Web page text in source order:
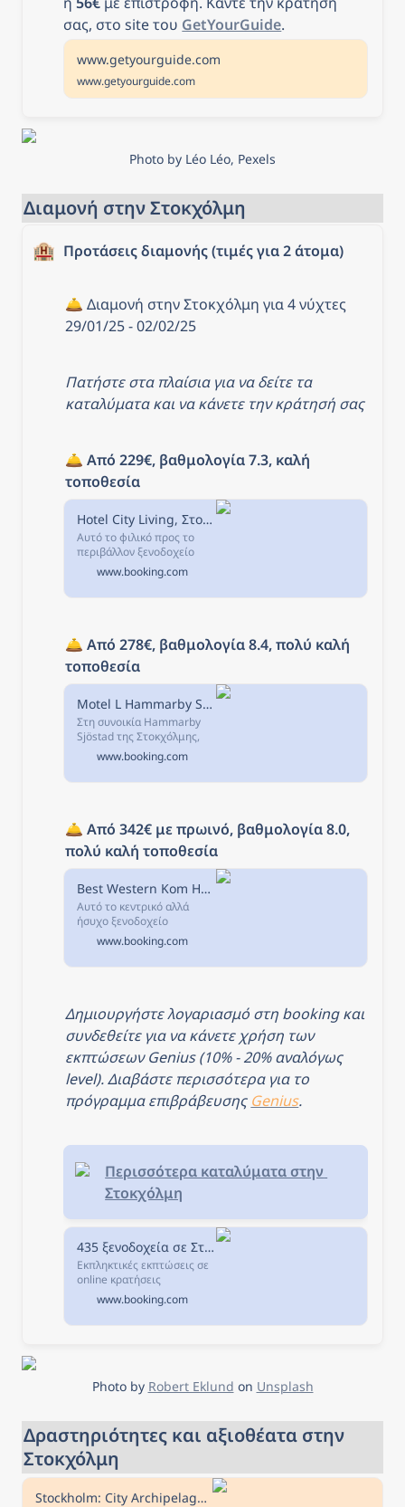
σας, στο site του GetYourGuide.
www.getyourguide.com
www.getyourguide.com
Photo by Léo Léo, Pexels
Διαμονή στην Στοκχόλμη
🏨 Προτάσεις διαμονής (τιμές για 2 άτομα)
🛎️ Διαμονή στην Στοκχόλμη για 4 νύχτες
29/01/25 - 02/02/25
Πατήστε στα πλαίσια για να δείτε τα
καταλύματα και να κάνετε την κράτησή σας
🛎️ Από 229€, βαθμολογία 7.3, καλή
τοποθεσία
Hotel City Living, Στοκχόλμη, Σουηδία
Αυτό το φιλικό προς το
περιβάλλον ξενοδοχείο
βρίσκεται στο προάστιο
Skarpnäck της Στοκχόλμης
και προσφέρει δωρεάν Wi-
www.booking.com
🛎️ Από 278€, βαθμολογία 8.4, πολύ καλή
τοποθεσία
Motel L Hammarby Sjöstad, Στοκχόλμη, Σουηδία
Στη συνοικία Hammarby
Sjöstad της Στοκχόλμης,
αυτό το ξενοδοχείο
προσφέρει δωρεάν
πρόσβαση σε γυμναστήριο
και...
www.booking.com
🛎️ Από 342€ με πρωινό, βαθμολογία 8.0,
πολύ καλή τοποθεσία
Best Western Kom Hotel Stockholm, Στοκχόλμη, Σουηδία
Αυτό το κεντρικό αλλά
ήσυχο ξενοδοχείο
περιλαμβάνει μονάδες με
δωρεάν Wi-Fi και ένα
σύγχρονο γυμναστήριο.
www.booking.com
Δημιουργήστε λογαριασμό στη booking και
συνδεθείτε για να κάνετε χρήση των
εκπτώσεων Genius (10% - 20% αναλόγως
level). Διαβάστε περισσότερα για το
πρόγραμμα επιβράβευσης Genius.
Περισσότερα καταλύματα στην
Στοκχόλμη
435 ξενοδοχεία σε Στοκχόλμη, Σουηδία.
Εκπληκτικές εκπτώσεις σε
online κρατήσεις
ξενοδοχείων σε
Στοκχόλμη, Σουηδία.
Διαθεσιμότητα και
καλύτερο ξενοδοχείο για
τη διαμονή σας.
www.booking.com
Photo by Robert Eklund on Unsplash
Δραστηριότητες και αξιοθέατα στην
Στοκχόλμη
Stockholm: City Archipelago Sightseeing Cruise with Guide